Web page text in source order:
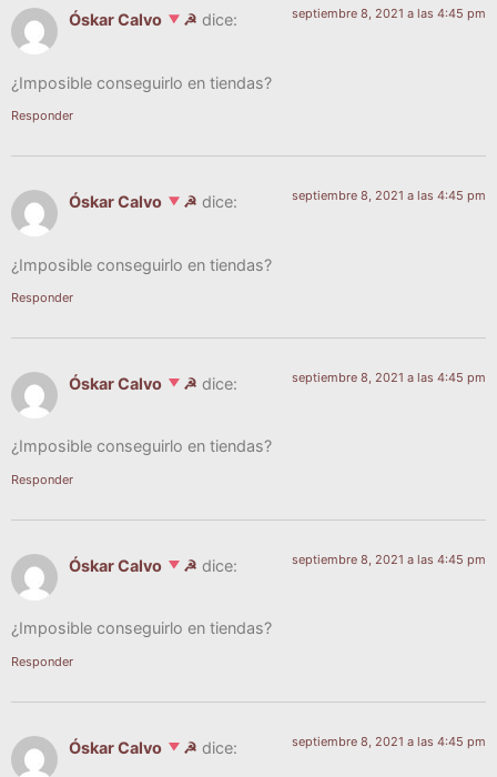
Óskar Calvo ☭ dice: septiembre 8, 2021 a las 4:45 pm
¿Impo­si­ble con­se­guir­lo en tiendas?
Responder
Óskar Calvo ☭ dice: septiembre 8, 2021 a las 4:45 pm
¿Impo­si­ble con­se­guir­lo en tiendas?
Responder
Óskar Calvo ☭ dice: septiembre 8, 2021 a las 4:45 pm
¿Impo­si­ble con­se­guir­lo en tiendas?
Responder
Óskar Calvo ☭ dice: septiembre 8, 2021 a las 4:45 pm
¿Impo­si­ble con­se­guir­lo en tiendas?
Responder
Óskar Calvo ☭ dice: septiembre 8, 2021 a las 4:45 pm